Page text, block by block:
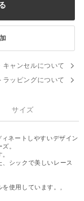
キャンセルについて
ラッピングについて
サイズ
ネートしやすいデザイン
。
、シックで美しいレース
使用しています。,